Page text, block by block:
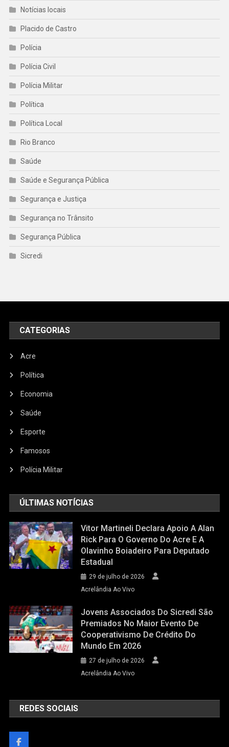
Notícias locais
Placido de Castro
Polícia
Polícia Civil
Polícia Militar
Política
Política Local
Rio Branco
Saúde
Saúde e Segurança Pública
Segurança e Justiça
Segurança no Trânsito
Segurança Pública
Sicredi
CATEGORIAS
Acre
Política
Economia
Saúde
Esporte
Famosos
Polícia Militar
ÚLTIMAS NOTÍCIAS
Vitor Martineli Declara Apoio A Alan
Rick Para O Governo Do Acre E A
Olavinho Boiadeiro Para Deputado
Estadual
29 de julho de 2026
Acrelândia Ao Vivo
Jovens Associados Do Sicredi São
Premiados No Maior Evento De
Cooperativismo De Crédito Do
Mundo Em 2026
27 de julho de 2026
Acrelândia Ao Vivo
REDES SOCIAIS